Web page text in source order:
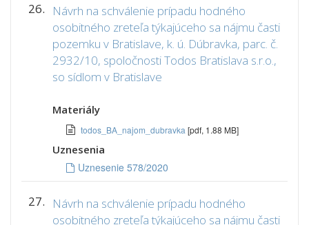
26.
Návrh na schválenie prípadu hodného
osobitného zreteľa týkajúceho sa nájmu časti
pozemku v Bratislave, k. ú. Dúbravka, parc. č.
2932/10, spoločnosti Todos Bratislava s.r.o.,
so sídlom v Bratislave
Materiály
todos_BA_najom_dubravka [pdf, 1.88 MB]
Uznesenia
Uznesenie 578/2020
27.
Návrh na schválenie prípadu hodného
osobitného zreteľa týkajúceho sa nájmu časti